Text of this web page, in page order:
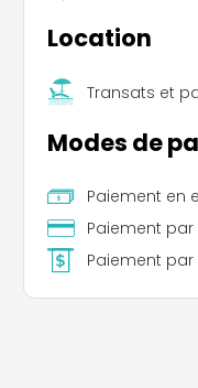
Location
Transats et
Modes de
Paiement en
Paiement
Paiement